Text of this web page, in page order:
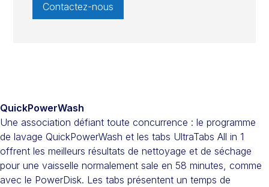
Contactez-nous
QuickPowerWash
Une association défiant toute concurrence : le programme
de lavage QuickPowerWash et les tabs UltraTabs All in 1
offrent les meilleurs résultats de nettoyage et de séchage
pour une vaisselle normalement sale en 58 minutes, comme
avec le PowerDisk. Les tabs présentent un temps de